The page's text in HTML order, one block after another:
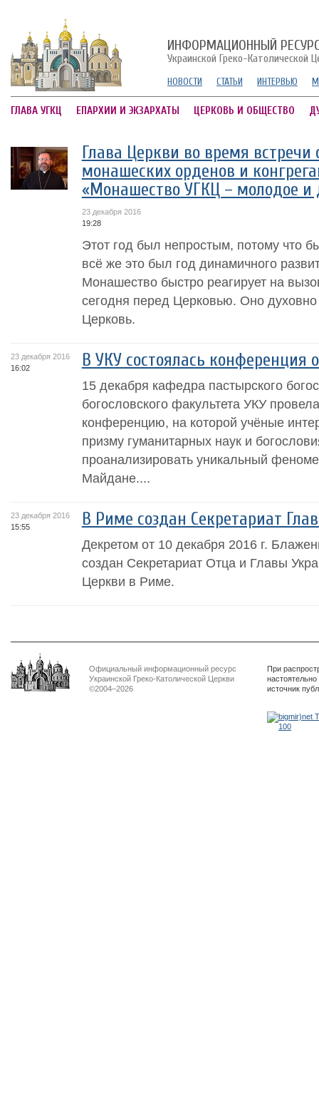
ИНФОРМАЦИОННЫЙ
Украинской Греко-Католической
НОВОСТИ СТАТЬИ ИНТЕРВЬЮ
ГЛАВА УГКЦ ЕПАРХИИ И ЭКЗАРХАТЫ ЦЕРКОВЬ И ОБЩЕСТВО
Глава Церкви во время встречи
монашеских орденов и
«Монашество УГКЦ – молодое и
23 декабря 2016
19:28
Этот год был непростым, потому что
всё же это был год динамичного
Монашество быстро реагирует на
сегодня перед Церковью. Оно
Церковь.
23 декабря 2016
16:02
В УКУ состоялась конференция
15 декабря кафедра пастырского
богословского факультета УКУ
конференцию, на которой учёные
призму гуманитарных наук и
проанализировать уникальный
Майдане....
23 декабря 2016
15:55
В Риме создан Секретариат
Декретом от 10 декабря 2016 г.
создан Секретариат Отца и Главы
Церкви в Риме.
Официальный информационный ресурс
Украинской Греко-Католической Церкви
©2004–2026
При
источник